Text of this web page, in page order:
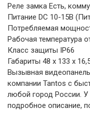
Реле замка Есть,
Питание DC 10-15В
Потребляемая
Рабочая температура
Класс защиты IP66
Габариты 48 x 133 x
Вызывная
компании Tantos с
любой город России.
подробное описание,